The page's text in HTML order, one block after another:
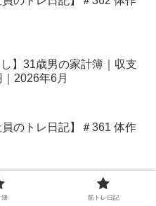
し】31歳男の家計簿｜収支
2026年6月
員のトレ日記】＃361 体作
簿 筋トレ日記